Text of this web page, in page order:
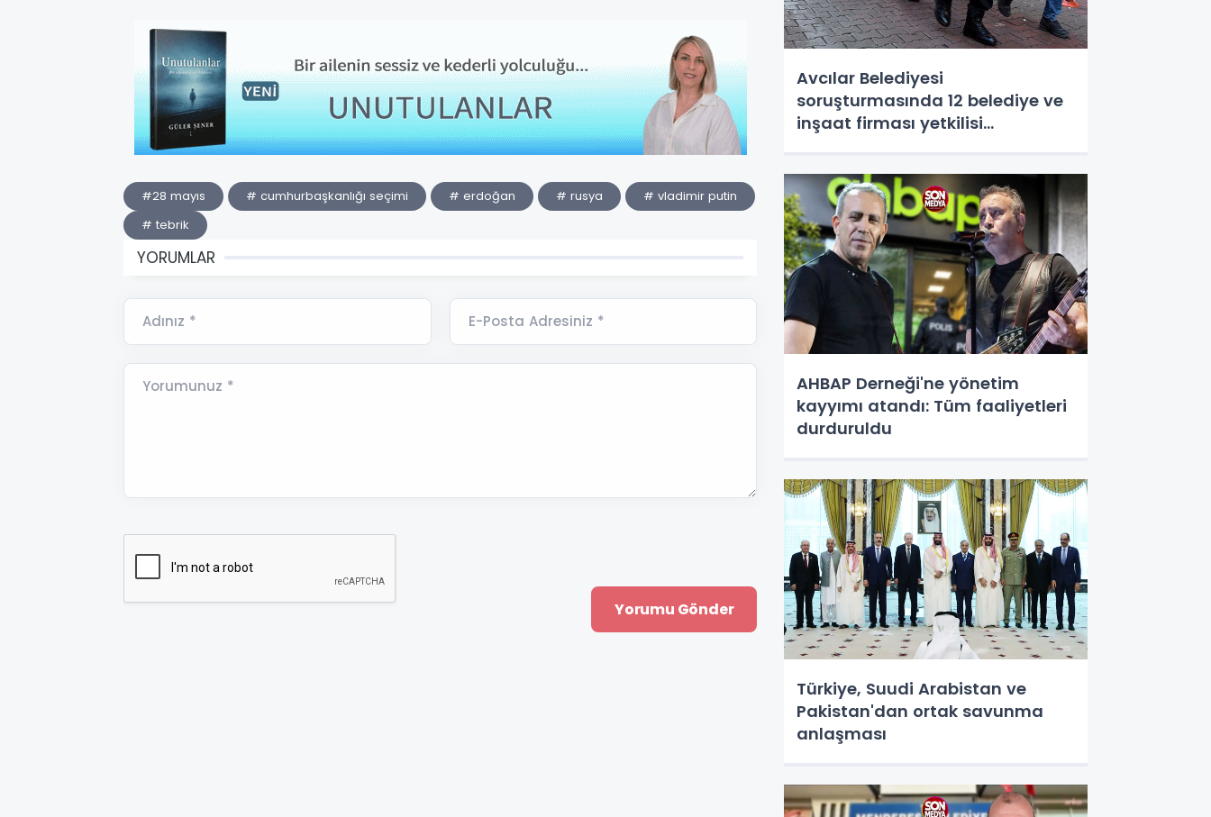
#28 mayıs # cumhurbaşkanlığı seçimi # erdoğan # rusya
# vladimir putin
# tebrik
YORUMLAR
Adınız * E-Posta Adresiniz *
Yorumunuz *
Avcılar Belediyesi
soruşturmasında 12 belediye ve
inşaat firması yetkilisi
AHBAP Derneği'ne yönetim
kayyımı atandı: Tüm faaliyetleri
durduruldu
Türkiye, Suudi Arabistan ve
Pakistan'dan ortak savunma
anlaşması